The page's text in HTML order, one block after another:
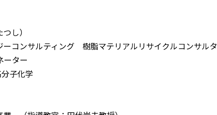
し）
コンサルティング 樹脂マテリアルリサイクルコンサル
ーター
子化学